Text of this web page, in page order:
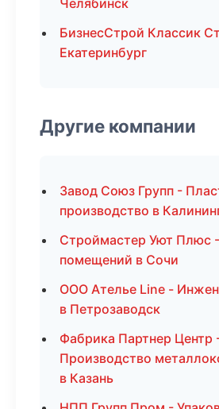
Челябинск
БизнесСтрой Классик
Екатеринбург
Другие компании
Завод Союз Групп -
производство в
Строймастер Уют Плюс
помещений в Сочи
ООО Ателье Line -
в Петрозаводск
Фабрика Партнер Центр
Производство
в Казань